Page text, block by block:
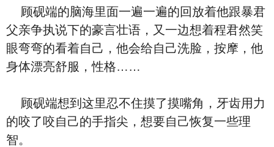
顾砚端的脑海里面一遍一遍的回放着他跟暴君
父亲争执说下的豪言壮语，又一边想着程君然笑
眼弯弯的看着自己，他会给自己洗脸，按摩，他
身体漂亮舒服，性格……
顾砚端想到这里忍不住摸了摸嘴角，牙齿用力
的咬了咬自己的手指尖，想要自己恢复一些理
智。